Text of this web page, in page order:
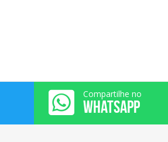
Compartilhe no
WHATSAPP